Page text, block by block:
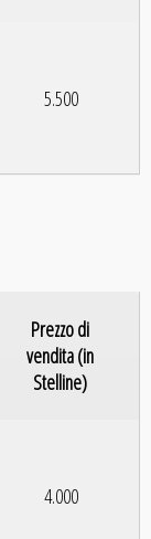
5.500
Prezzo di
vendita (in
Stelline)
4.000